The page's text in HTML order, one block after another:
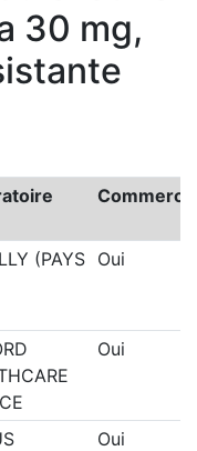
30 mg,
(PAYS
Oui
Oui
Oui